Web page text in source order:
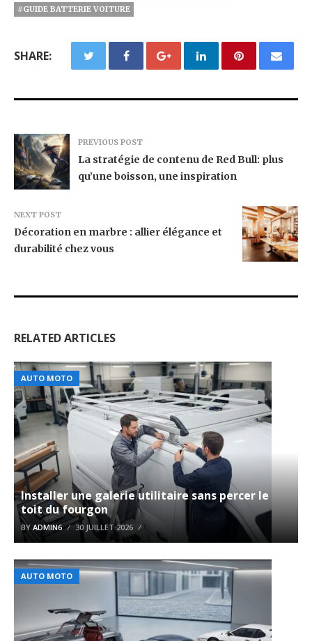
#GUIDE BATTERIE VOITURE
SHARE:
PREVIOUS POST
La stratégie de contenu de Red Bull: plus
qu’une boisson, une inspiration
NEXT POST
Décoration en marbre : allier élégance et
durabilité chez vous
RELATED ARTICLES
AUTO MOTO
Installer une galerie utilitaire sans percer le
toit du fourgon
BY ADMIN6 30 JUILLET 2026
AUTO MOTO